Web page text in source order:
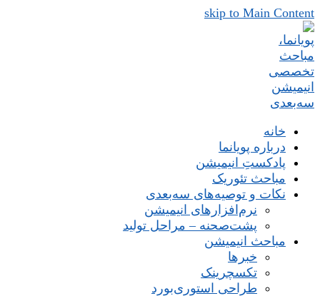
skip to Main Content
خانه
درباره پویانما
پادکستِ انیمیشن
مباحث تئوریک
نکات و توصیه‌های‌ سه‌بعدی
نرم‌افزارهای انیمیشن
پشت‌صحنه – مراحل تولید
مباحث انیمیشن
خبرها
تکسچرینک
طراحی استوری‌بورد